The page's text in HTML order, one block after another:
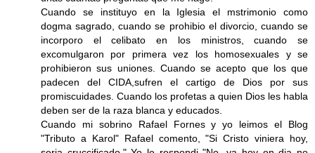
Cuando se instituyo en la Iglesia el mstrimonio como
dogma sagrado, cuando se prohibio el divorcio, cuando se
incorporo el celibato en los ministros, cuando se
excomulgaron por primera vez los homosexuales y se
prohibieron sus uniones. Cuando se acepto que los que
padecen del CIDA,sufren el cartigo de Dios por sus
promiscuidades. Cuando los profetas a quien Dios les habla
deben ser de la raza blanca y educados.
Cuando mi sobrino Rafael Fornes y yo leimos el Blog
"Tributo a Karol" Rafael comento, "Si Cristo viniera hoy,